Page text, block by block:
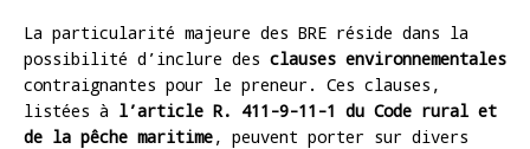
La particularité majeure des BRE réside dans la
possibilité d’inclure des clauses environnementales
contraignantes pour le preneur. Ces clauses,
listées à l’article R. 411-9-11-1 du Code rural et
de la pêche maritime, peuvent porter sur divers